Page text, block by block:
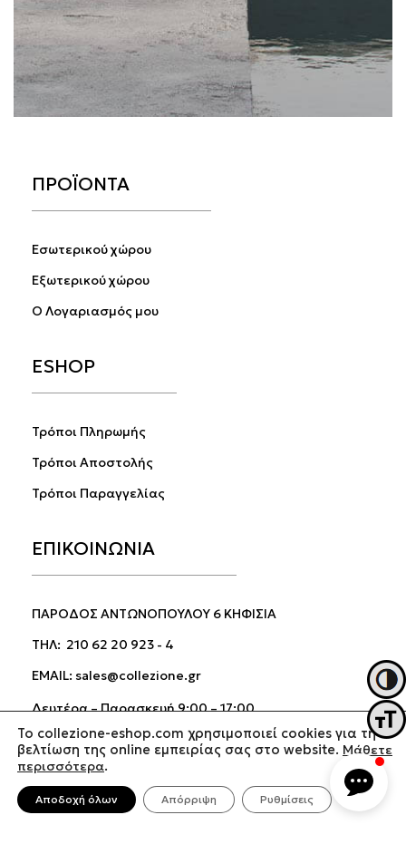
ΠΡΟΪΟΝΤΑ
Εσωτερικού χώρου
Εξωτερικού χώρου
Ο Λογαριασμός μου
ESHOP
Τρόποι Πληρωμής
Τρόποι Αποστολής
Τρόποι Παραγγελίας
ΕΠΙΚΟΙΝΩΝΙΑ
ΠΑΡΟΔΟΣ ΑΝΤΩΝΟΠΟΥΛΟΥ 6 ΚΗΦΙΣΙΑ
ΤΗΛ: 210 62 20 923 - 4
EMAIL: sales@collezione.gr
Δευτέρα – Παρασκευή 9:00 – 17:00
Σάββατο 9:00 – 15:00
To collezione-eshop.com χρησιμοποιεί cookies για τη
βελτίωση της online εμπειρίας σας στο website. Μάθετε
περισσότερα.
Αποδοχή όλων Απόρριψη Ρυθμίσεις